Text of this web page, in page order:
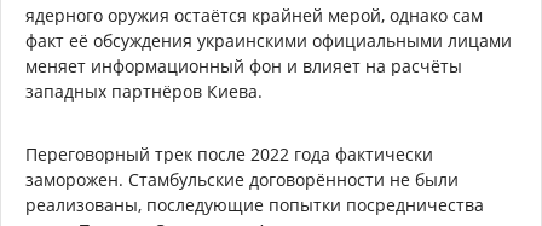
ядерного оружия остаётся крайней мерой, однако сам
факт её обсуждения украинскими официальными лицами
меняет информационный фон и влияет на расчёты
западных партнёров Киева.
Переговорный трек после 2022 года фактически
заморожен. Стамбульские договорённости не были
реализованы, последующие попытки посредничества